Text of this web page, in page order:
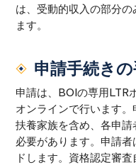
は、受動的収入の部分
ます。
申請手続き
申請は、BOIの専用LTR
オンラインで行います
扶養家族を含め、各申
必要があります。申請
ドします。資格認定審